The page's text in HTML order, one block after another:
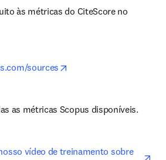
às métricas do CiteScore no
sources
as métricas Scopus disponíveis.
vídeo de treinamento sobre